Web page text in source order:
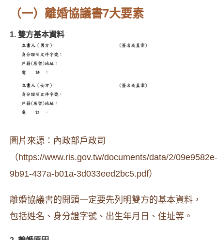
（一）離婚協議書7大要素
1. 雙方基本資料
圖片來源：內政部戶政司
（https://www.ris.gov.tw/documents/data/2/09e9582e-
9b91-437a-b01a-3d033eed2bc5.pdf）
離婚協議書的開頭一定要先列明雙方的基本資料，
包括姓名、身分證字號、出生年月日、住址等。